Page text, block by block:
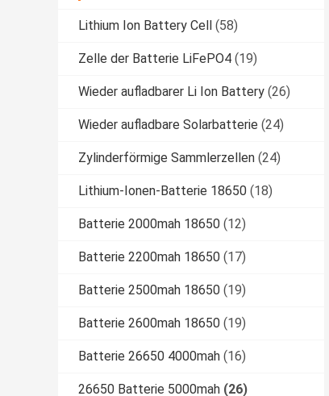
Lithium Ion Battery Cell (58)
Zelle der Batterie LiFePO4 (19)
Wieder aufladbarer Li Ion Battery (26)
Wieder aufladbare Solarbatterie (24)
Zylinderförmige Sammlerzellen (24)
Lithium-Ionen-Batterie 18650 (18)
Batterie 2000mah 18650 (12)
Batterie 2200mah 18650 (17)
Batterie 2500mah 18650 (19)
Batterie 2600mah 18650 (19)
Batterie 26650 4000mah (16)
26650 Batterie 5000mah (26)